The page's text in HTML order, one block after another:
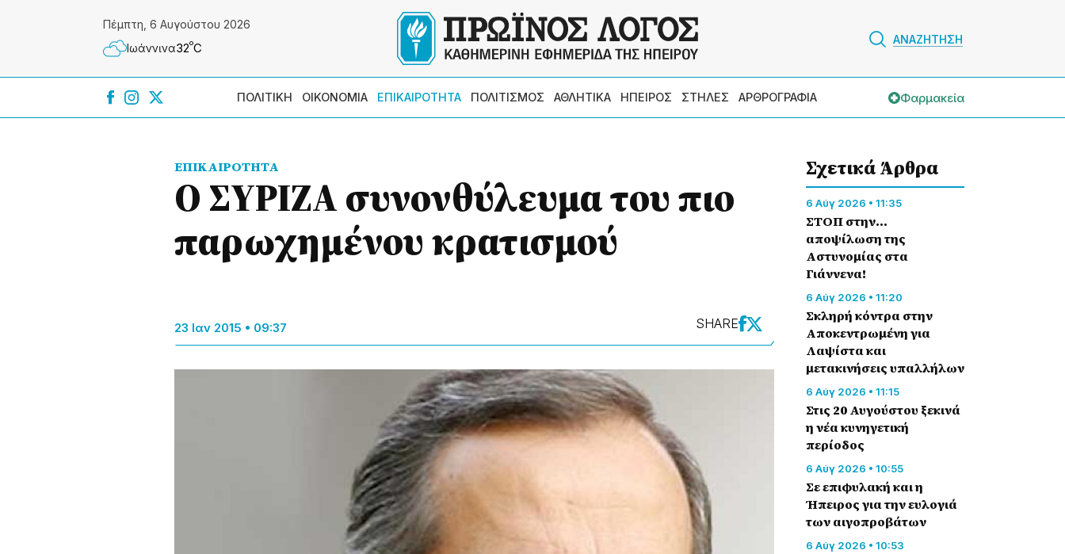
Πέμπτη, 6 Αυγούστου 2026
Ιωάννɩνα32ºC
ΑΝΑΖΗΤΗΣΗ
ΠΟΛΙΤΙΚΗ ΟΙΚΟΝΟΜΙΑ ΕΠΙΚΑΙΡΟΤΗΤΑ ΠΟΛΙΤΙΣΜΟΣ ΑΘΛΗΤΙΚΑ ΗΠΕΙΡΟΣ ΣΤΗΛΕΣ ΑΡΘΡΟΓΡΑΦΙΑ Φαρμακεία
ΕΠΙΚΑΙΡΟΤΗΤΑ
Ο ΣΥΡΙΖΑ συνονθύλευμα του πιο
παρωχημένου κρατισμού
23 Ιαν 2015 • 09:37 SHARE
Σχετικά Άρθρα
6 Αύγ 2026 • 11:35
ΣΤΟΠ στην…
αποψίλωση της
Αστυνομίας στα
Γιάννενα!
6 Αύγ 2026 • 11:20
Σκληρή κόντρα στην
Αποκεντρωμένη για
Λαψίστα και
μετακινήσεις υπαλλήλων
6 Αύγ 2026 • 11:15
Στις 20 Αυγούστου ξεκινά
η νέα κυνηγετική
περίοδος
6 Αύγ 2026 • 10:55
Σε επιφυλακή και η
Ήπειρος για την ευλογιά
των αιγοπροβάτων
6 Αύγ 2026 • 10:53